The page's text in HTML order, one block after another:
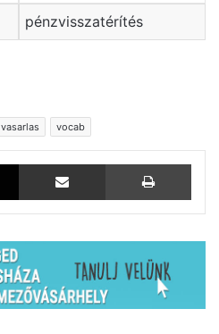
pénzvisszatérítés
vasarlas vocab
X Megosztás email-ben